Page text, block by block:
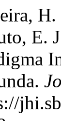
E.